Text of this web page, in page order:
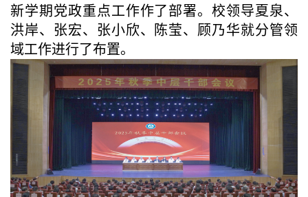
新学期党政重点工作作了部署。校领导夏泉、
洪岸、张宏、张小欣、陈莹、顾乃华就分管领
域工作进行了布置。